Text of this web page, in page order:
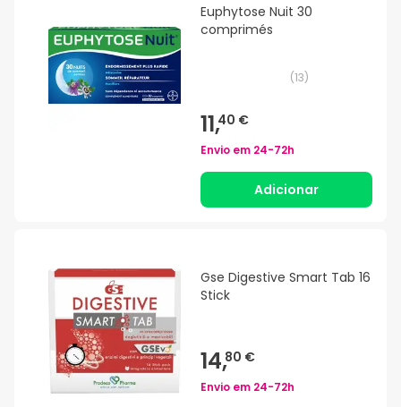
Euphytose Nuit 30
comprimés
(13)
11,40 €
Envio em 24-72h
Adicionar
Gse Digestive Smart Tab 16
Stick
14,80 €
Envio em 24-72h